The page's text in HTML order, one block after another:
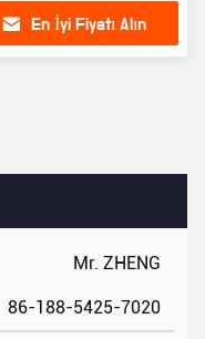
Mr. ZHENG
86-188-5425-7020
En İyi Fiyatı Alın